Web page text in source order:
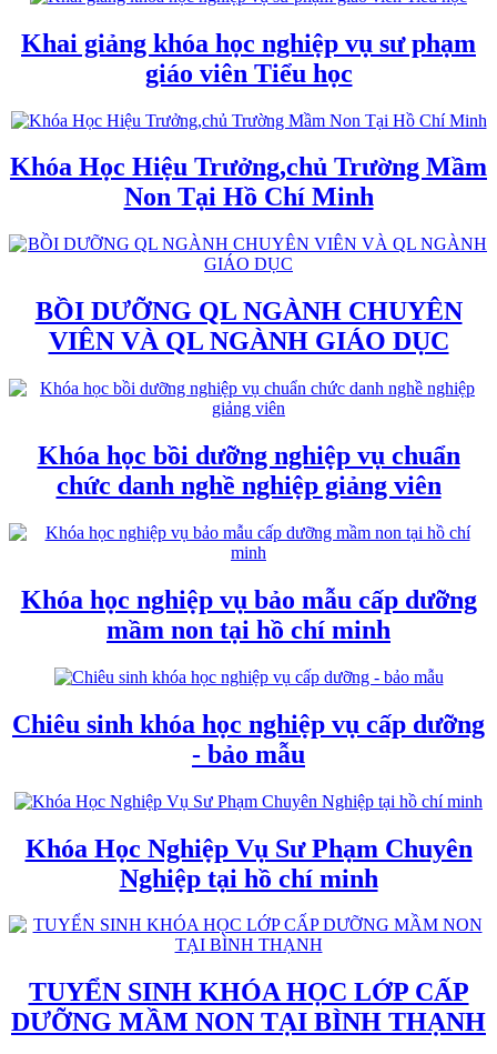
Khai giảng khóa học nghiệp vụ sư phạm
giáo viên Tiểu học
Khóa Học Hiệu Trưởng,chủ Trường Mầm
Non Tại Hồ Chí Minh
BỒI DƯỠNG QL NGÀNH CHUYÊN
VIÊN VÀ QL NGÀNH GIÁO DỤC
Khóa học bồi dưỡng nghiệp vụ chuẩn
chức danh nghề nghiệp giảng viên
Khóa học nghiệp vụ bảo mẫu cấp dưỡng
mầm non tại hồ chí minh
Chiêu sinh khóa học nghiệp vụ cấp dưỡng
- bảo mẫu
Khóa Học Nghiệp Vụ Sư Phạm Chuyên
Nghiệp tại hồ chí minh
TUYỂN SINH KHÓA HỌC LỚP CẤP
DƯỠNG MẦM NON TẠI BÌNH THẠNH